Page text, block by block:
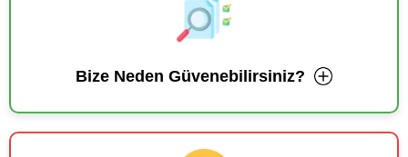
Bize Neden Güvenebilirsiniz?